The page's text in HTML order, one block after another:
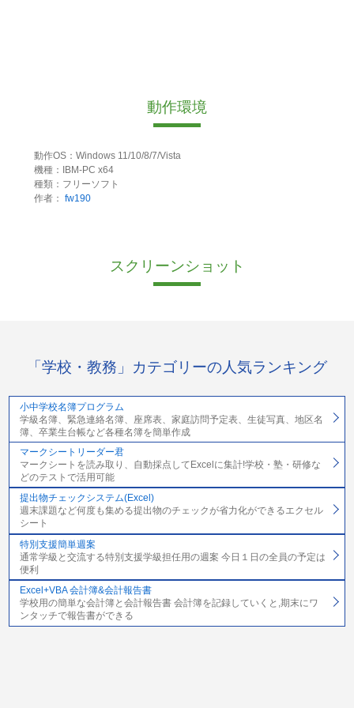
動作環境
動作OS：Windows 11/10/8/7/Vista
機種：IBM-PC x64
種類：フリーソフト
作者： fw190
スクリーンショット
「学校・教務」カテゴリーの人気ランキング
小中学校名簿プログラム
学級名簿、緊急連絡名簿、座席表、家庭訪問予定表、生徒写真、地区名
簿、卒業生台帳など各種名簿を簡単作成
マークシートリーダー君
マークシートを読み取り、自動採点してExcelに集計!学校・塾・研修な
どのテストで活用可能
提出物チェックシステム(Excel)
週末課題など何度も集める提出物のチェックが省力化ができるエクセル
シート
特別支援簡単週案
通常学級と交流する特別支援学級担任用の週案 今日１日の全員の予定は
便利
Excel+VBA 会計簿&会計報告書
学校用の簡単な会計簿と会計報告書 会計簿を記録していくと,期末にワ
ンタッチで報告書ができる